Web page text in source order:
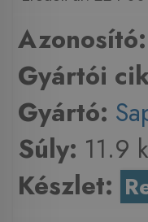
Azonosító:
Gyártói
Gyártó:
Súly: 11.9
Készlet: